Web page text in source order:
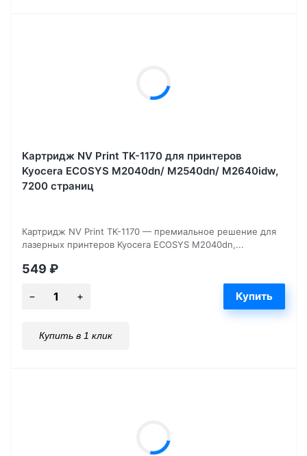
Картридж NV Print TK-1170 для принтеров
Kyocera ECOSYS M2040dn/ M2540dn/ M2640idw,
7200 страниц
Картридж NV Print TK-1170 — премиальное решение для
лазерных принтеров Kyocera ECOSYS M2040dn,...
549 ₽
Купить в 1 клик